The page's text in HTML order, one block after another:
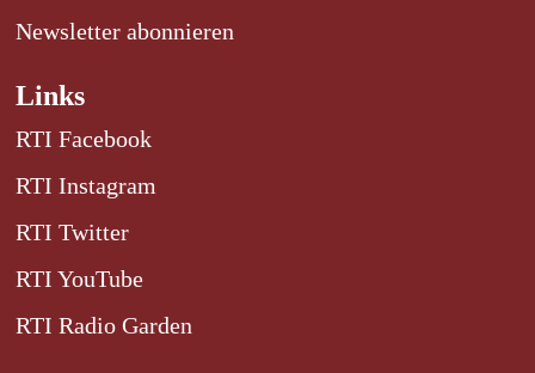
Newsletter abonnieren
Links
RTI Facebook
RTI Instagram
RTI Twitter
RTI YouTube
RTI Radio Garden